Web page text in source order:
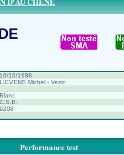
16/10/1988
LIEVENS Michel - Vezin
Blanc
C.S.B.
9208
Performance test